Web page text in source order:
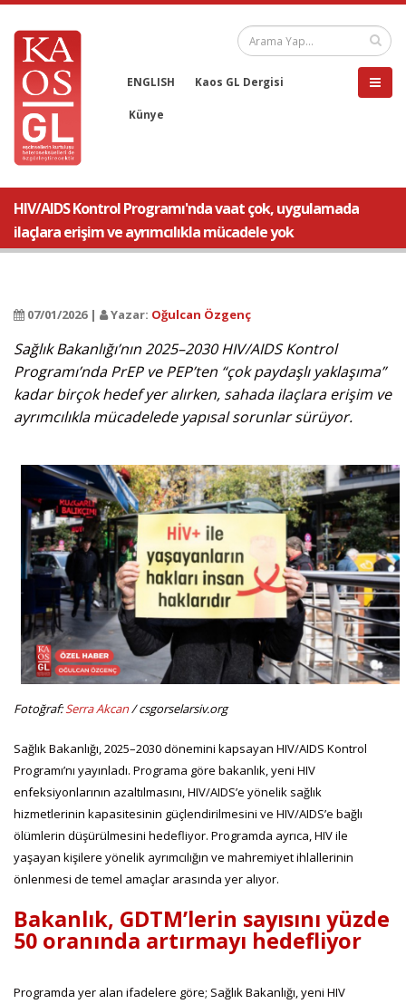
ENGLISH Kaos GL Dergisi
Künye
HIV/AIDS Kontrol Programı'nda vaat çok, uygulamada
ilaçlara erişim ve ayrımcılıkla mücadele yok
07/01/2026 | Yazar: Oğulcan Özgenç
Sağlık Bakanlığı’nın 2025–2030 HIV/AIDS Kontrol
Programı’nda PrEP ve PEP’ten “çok paydaşlı yaklaşıma”
kadar birçok hedef yer alırken, sahada ilaçlara erişim ve
ayrımcılıkla mücadelede yapısal sorunlar sürüyor.
Fotoğraf:Serra Akcan/ csgorselarsiv.org
Sağlık Bakanlığı, 2025–2030 dönemini kapsayan HIV/AIDS Kontrol
Programı’nı yayınladı. Programa göre bakanlık, yeni HIV
enfeksiyonlarının azaltılmasını, HIV/AIDS’e yönelik sağlık
hizmetlerinin kapasitesinin güçlendirilmesini ve HIV/AIDS’e bağlı
ölümlerin düşürülmesini hedefliyor. Programda ayrıca, HIV ile
yaşayan kişilere yönelik ayrımcılığın ve mahremiyet ihlallerinin
önlenmesi de temel amaçlar arasında yer alıyor.
Bakanlık, GDTM’lerin sayısını yüzde
50 oranında artırmayı hedefliyor
Programda yer alan ifadelere göre; Sağlık Bakanlığı, yeni HIV